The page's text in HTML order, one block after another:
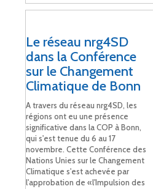
Le réseau nrg4SD
dans la Conférence
sur le Changement
Climatique de Bonn
A travers du réseau nrg4SD, les
régions ont eu une présence
significative dans la COP à Bonn,
qui s'est tenue du 6 au 17
novembre. Cette Conférence des
Nations Unies sur le Changement
Climatique s'est achevée par
l'approbation de «l'Impulsion des